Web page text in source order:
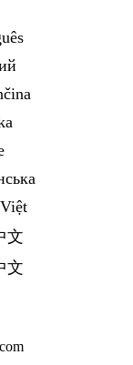
文
文